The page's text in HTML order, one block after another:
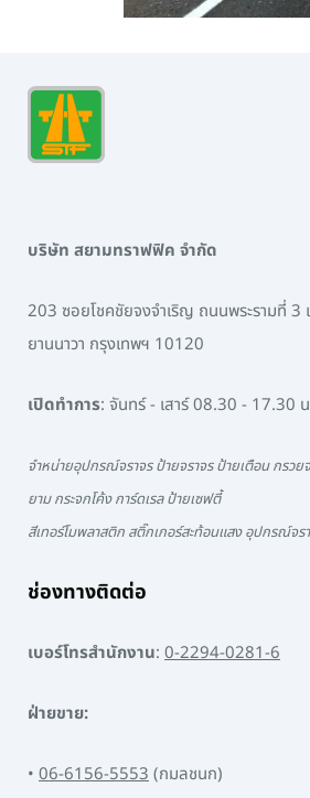
บริษัท สยามทราฟฟิค จำกัด
203 ซอยโชคชัยจงจำเริญ ถนนพระรามที่ 3
ยานนาวา กรุงเทพฯ 10120
เปิดทำการ: จันทร์ - เสาร์ 08.30 - 17.30
จำหน่ายอุปกรณ์จราจร ป้ายจราจร ป้ายเตือน กรว
ยาม กระจกโค้ง การ์ดเรล ป้ายเซฟตี้
สีเทอร์โมพลาสติก สติ๊กเกอร์สะท้อนแสง อุปกรณ์จ
ช่องทางติดต่อ
เบอร์โทรสำนักงาน: 0-2294-0281-6
ฝ่ายขาย:
• 06-6156-5553(กมลชนก)